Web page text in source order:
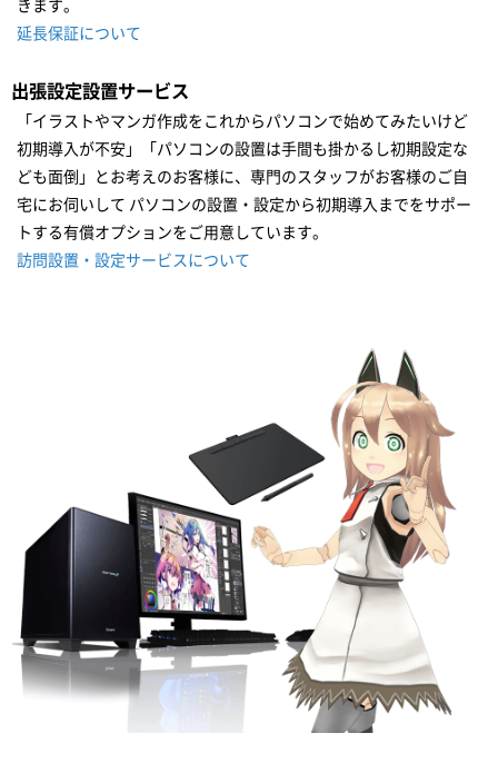
きます。
延長保証について
出張設定設置サービス
「イラストやマンガ作成をこれからパソコンで始めてみたいけど
初期導入が不安」「パソコンの設置は手間も掛かるし初期設定な
ども面倒」とお考えのお客様に、専門のスタッフがお客様のご自
宅にお伺いして パソコンの設置・設定から初期導入までをサポー
トする有償オプションをご用意しています。
訪問設置・設定サービスについて